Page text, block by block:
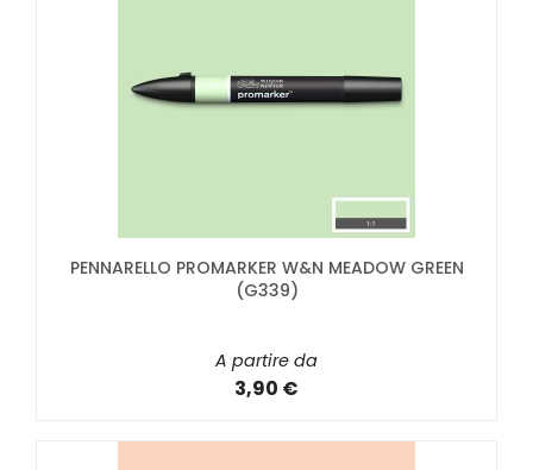
PENNARELLO PROMARKER W&N MEADOW GREEN
(G339)
A partire da
3,90 €